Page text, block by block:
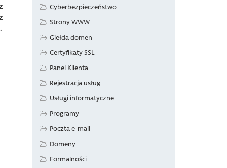
Cyberbezpieczeństwo
Strony WWW
Giełda domen
Certyfikaty SSL
Panel Klienta
Rejestracja usług
Usługi informatyczne
Programy
Poczta e-mail
Domeny
Formalności